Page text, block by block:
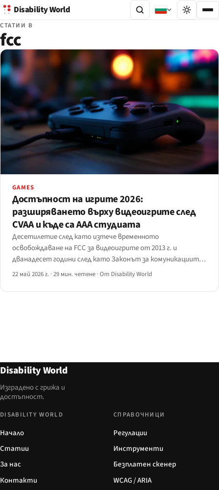
Disability World
СТАТИИ В
fcc
GAMES
Достъпност на игрите 2026:
разширяването върху видеоигрите след
CVAA и къде са AAA студиата
Десетилетие след като изтече временното
освобождаване на FCC за видеоигрите от 2013 г. и
дванадесет години след като Законът за комуникациите
и видеодостъпността на двадесет и първи век обхвана
беше въвлечен — неравномерно, понякога неохотно.
22 май 2026 г. ·29 мин. четене ·От Disability World
Disability World
Изградено с грижа и
достъпност.
DISABILITY WORLD
Начало
Статии
За нас
Контакти
СПРАВОЧНИЦИ
Регулации
Инструменти
Безплатен скенер
WCAG / ARIA